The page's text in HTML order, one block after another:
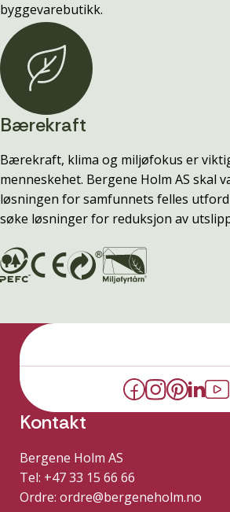
byggevarebutikk.
Bærekraft
Bærekraft, klima og miljøfokus er
menneskehet. Bergene Holm AS skal
løsningen for samfunnets felles
søke løsninger for reduksjon av
Kontakt
Bergene Holm AS
Tel: +47 33 15 66 66
Ordre: ordre@bergeneholm.no